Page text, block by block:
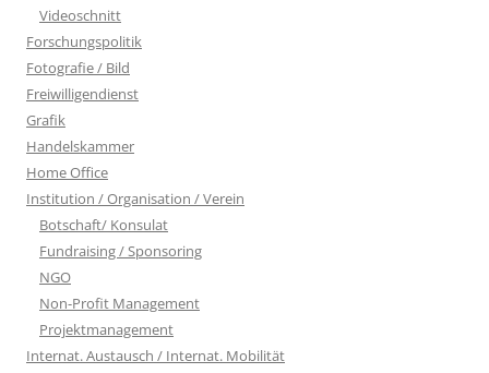
Videoschnitt
Forschungspolitik
Fotografie / Bild
Freiwilligendienst
Grafik
Handelskammer
Home Office
Institution / Organisation / Verein
Botschaft/ Konsulat
Fundraising / Sponsoring
NGO
Non-Profit Management
Projektmanagement
Internat. Austausch / Internat. Mobilität